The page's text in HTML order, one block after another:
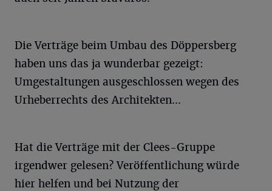
Die Verträge beim Umbau des Döppersberg
haben uns das ja wunderbar gezeigt:
Umgestaltungen ausgeschlossen wegen des
Urheberrechts des Architekten...
Hat die Verträge mit der Clees-Gruppe
irgendwer gelesen? Veröffentlichung würde
hier helfen und bei Nutzung der